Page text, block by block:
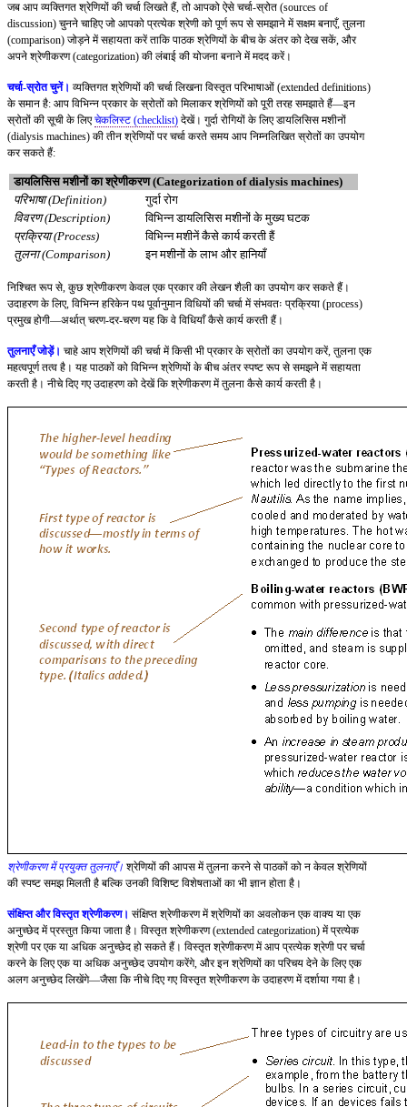
जब आप व्यक्तिगत श्रेणियों की चर्चा लिखते हैं, तो आपको ऐसे चर्चा-स्रोत (sources of
discussion) चुनने चाहिए जो आपको प्रत्येक श्रेणी को पूर्ण रूप से समझाने में सक्षम बनाएँ, तुलना
(comparison) जोड़ने में सहायता करें ताकि पाठक श्रेणियों के बीच के अंतर को देख सकें, और
अपने श्रेणीकरण (categorization) की लंबाई की योजना बनाने में मदद करें।
चर्चा-स्रोत चुनें। व्यक्तिगत श्रेणियों की चर्चा लिखना विस्तृत परिभाषाओं (extended definitions)
के समान है: आप विभिन्न प्रकार के स्रोतों को मिलाकर श्रेणियों को पूरी तरह समझाते हैं—इन
स्रोतों की सूची के लिएचेकलिस्ट (checklist) देखें। गुर्दा रोगियों के लिए डायलिसिस मशीनों
(dialysis machines) की तीन श्रेणियों पर चर्चा करते समय आप निम्नलिखित स्रोतों का उपयोग
कर सकते हैं:
डायलिसिस मशीनों का श्रेणीकरण (Categorization of dialysis machines)
परिभाषा (Definition)
गुर्दा रोग
विवरण (Description)
विभिन्न डायलिसिस मशीनों के मुख्य घटक
प्रक्रिया (Process)
विभिन्न मशीनें कैसे कार्य करती हैं
तुलना (Comparison)
इन मशीनों के लाभ और हानियाँ
निश्चित रूप से, कुछ श्रेणीकरण केवल एक प्रकार की लेखन शैली का उपयोग कर सकते हैं।
उदाहरण के लिए, विभिन्न हरिकेन पथ पूर्वानुमान विधियों की चर्चा में संभवतः प्रक्रिया (process)
प्रमुख होगी—अर्थात् चरण-दर-चरण यह कि वे विधियाँ कैसे कार्य करती हैं।
तुलनाएँ जोड़ें। चाहे आप श्रेणियों की चर्चा में किसी भी प्रकार के स्रोतों का उपयोग करें, तुलना एक
महत्वपूर्ण तत्व है। यह पाठकों को विभिन्न श्रेणियों के बीच अंतर स्पष्ट रूप से समझने में सहायता
करती है। नीचे दिए गए उदाहरण को देखें कि श्रेणीकरण में तुलना कैसे कार्य करती है।
श्रेणीकरण में प्रयुक्त तुलनाएँ। श्रेणियों की आपस में तुलना करने से पाठकों को न केवल श्रेणियों
की स्पष्ट समझ मिलती है बल्कि उनकी विशिष्ट विशेषताओं का भी ज्ञान होता है।
संक्षिप्त और विस्तृत श्रेणीकरण। संक्षिप्त श्रेणीकरण में श्रेणियों का अवलोकन एक वाक्य या एक
अनुच्छेद में प्रस्तुत किया जाता है। विस्तृत श्रेणीकरण (extended categorization) में प्रत्येक
श्रेणी पर एक या अधिक अनुच्छेद हो सकते हैं। विस्तृत श्रेणीकरण में आप प्रत्येक श्रेणी पर चर्चा
करने के लिए एक या अधिक अनुच्छेद उपयोग करेंगे, और इन श्रेणियों का परिचय देने के लिए एक
अलग अनुच्छेद लिखेंगे—जैसा कि नीचे दिए गए विस्तृत श्रेणीकरण के उदाहरण में दर्शाया गया है।